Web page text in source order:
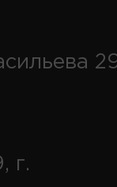
г.